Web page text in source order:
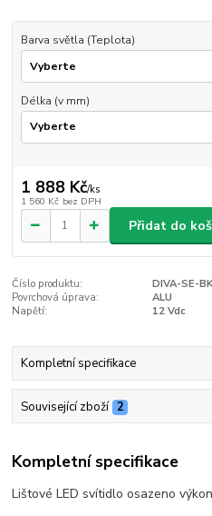
Barva světla (Teplota)
Délka (v mm)
1 888 Kč/ks
1 560 Kč bez DPH
Přidat do
Číslo produktu:
DIVA-SE-BK
Povrchová úprava:
ALU
Napětí:
12 Vdc
Kompletní specifikace
Související zboží 2
Kompletní specifikace
Lištové LED svítidlo osazeno